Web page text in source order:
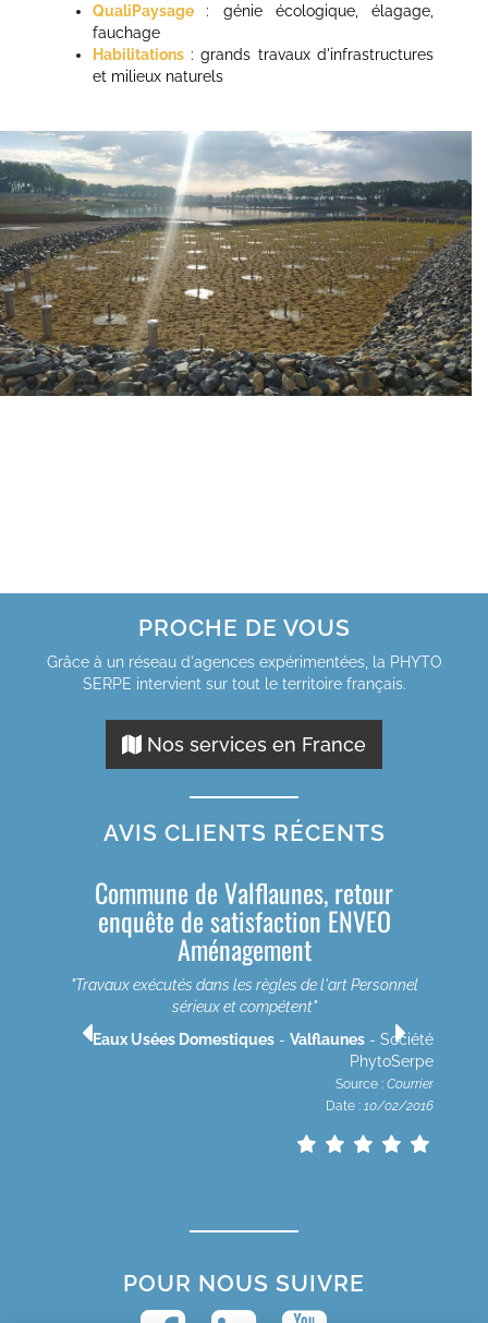
QualiPaysage: génie écologique, élagage,
fauchage
Habilitations : grands travaux d'infrastructures
et milieux naturels
PROCHE DE VOUS
Grâce à un réseau d'agences expérimentées, la PHYTO
SERPE intervient sur tout le territoire français.
Nos services en France
AVIS CLIENTS RÉCENTS
Commune de Valflaunes, retour
enquête de satisfaction ENVEO
Aménagement
"Travaux exécutés dans les règles de l'art Personnel
sérieux et compétent"
Eaux Usées Domestiques - Valflaunes - Société
PhytoSerpe
Source : Courrier
Date : 10/02/2016
POUR NOUS SUIVRE